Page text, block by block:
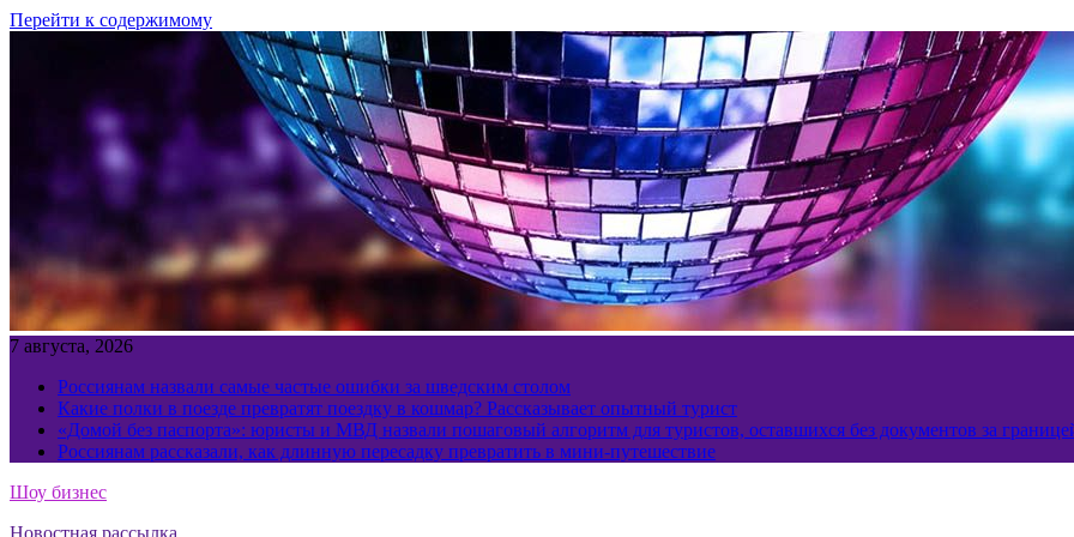
Перейти к содержимому
7 августа, 2026
Россиянам назвали самые частые ошибки за шведским столом
Какие полки в поезде превратят поездку в кошмар? Рассказывает опытный турист
«Домой без паспорта»: юристы и МВД назвали пошаговый алгоритм для туристов, оставшихся без документов за
Россиянам рассказали, как длинную пересадку превратить в мини-путешествие
Шоу бизнес
Новостная рассылка